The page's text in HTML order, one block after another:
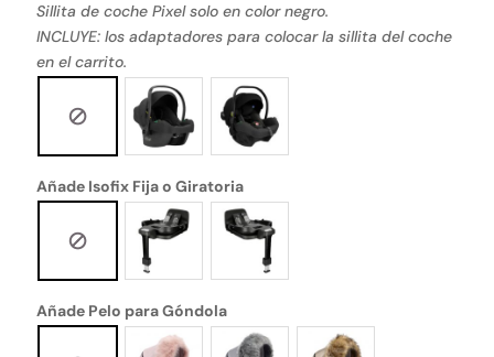
Sillita de coche Pixel solo en color negro.
INCLUYE: los adaptadores para colocar la sillita del coche
en el carrito.
Añade Isofix Fija o Giratoria
Añade Pelo para Góndola